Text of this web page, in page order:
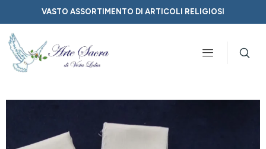
VASTO ASSORTIMENTO DI ARTICOLI RELIGIOSI